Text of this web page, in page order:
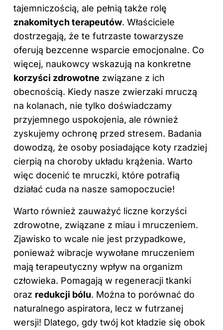
tajemniczością, ale pełnią także rolę
znakomitych terapeutów. Właściciele
dostrzegają, że te futrzaste towarzysze
oferują bezcenne wsparcie emocjonalne. Co
więcej, naukowcy wskazują na konkretne
korzyści zdrowotne związane z ich
obecnością. Kiedy nasze zwierzaki mruczą
na kolanach, nie tylko doświadczamy
przyjemnego uspokojenia, ale również
zyskujemy ochronę przed stresem. Badania
dowodzą, że osoby posiadające koty rzadziej
cierpią na choroby układu krążenia. Warto
więc docenić te mruczki, które potrafią
działać cuda na nasze samopoczucie!
Warto również zauważyć liczne korzyści
zdrowotne, związane z miau i mruczeniem.
Zjawisko to wcale nie jest przypadkowe,
ponieważ wibracje wywołane mruczeniem
mają terapeutyczny wpływ na organizm
człowieka. Pomagają w regeneracji tkanki
oraz redukcji bólu. Można to porównać do
naturalnego aspiratora, lecz w futrzanej
wersji! Dlatego, gdy twój kot kładzie się obok